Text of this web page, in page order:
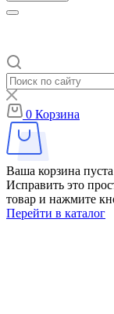
0 Корзина
Ваша корзина пуста
Исправить это
товар и нажмите
Перейти в каталог